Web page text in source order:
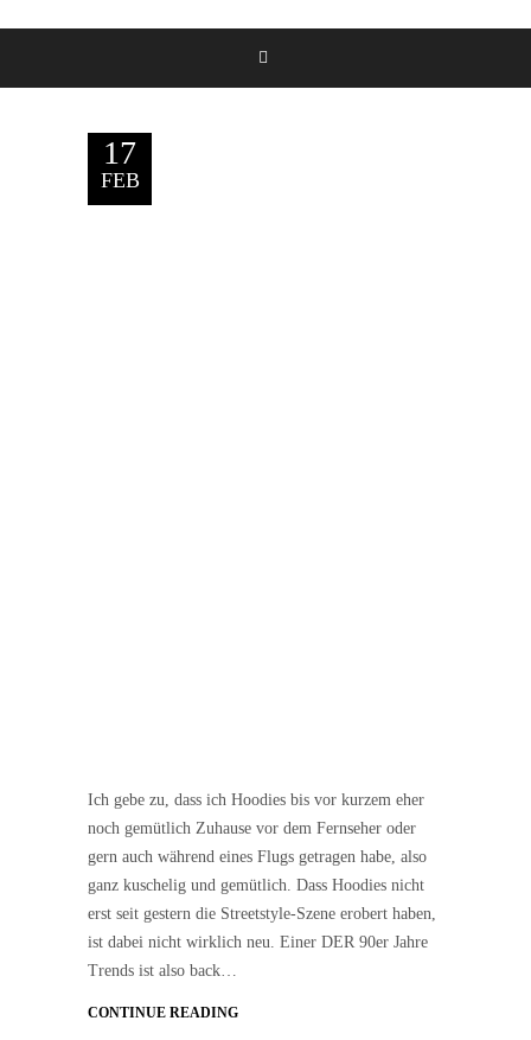
17
FEB
Ich gebe zu, dass ich Hoodies bis vor kurzem eher
noch gemütlich Zuhause vor dem Fernseher oder
gern auch während eines Flugs getragen habe, also
ganz kuschelig und gemütlich. Dass Hoodies nicht
erst seit gestern die Streetstyle-Szene erobert haben,
ist dabei nicht wirklich neu. Einer DER 90er Jahre
Trends ist also back…
CONTINUE READING